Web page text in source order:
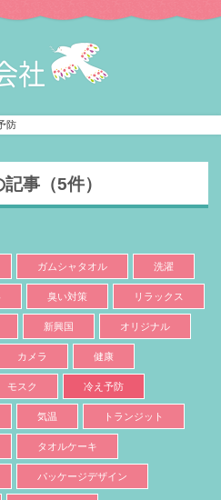
防
記事（5件）
ガムシャタオル 洗濯
臭い対策 リラックス
新興国 オリジナル
カメラ 健康
モスク 冷え予防
気温 トランジット
タオルケーキ
パッケージデザイン